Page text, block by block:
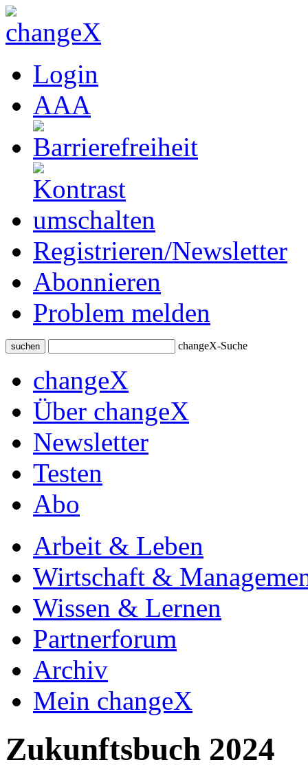
Login
AAA
Registrieren/Newsletter
Abonnieren
Problem melden
suchen changeX-Suche
changeX
Über changeX
Newsletter
Testen
Abo
Arbeit & Leben
Wirtschaft &
Wissen & Lernen
Partnerforum
Archiv
Mein changeX
Zukunftsbuch 2024